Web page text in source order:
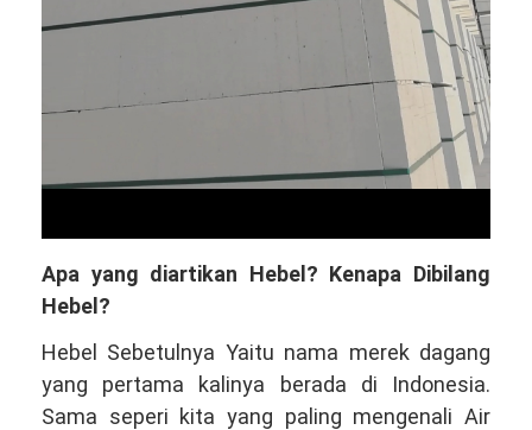
Apa yang diartikan Hebel? Kenapa Dibilang
Hebel?
Hebel Sebetulnya Yaitu nama merek dagang
yang pertama kalinya berada di Indonesia.
Sama seperi kita yang paling mengenali Air